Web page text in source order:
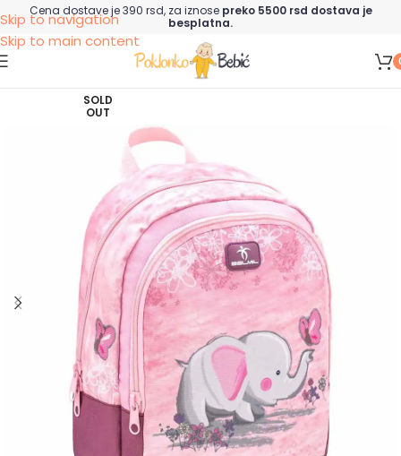
Skip to navigation
Skip to main content
Cena dostave je 390 rsd, za iznose preko 5500 rsd dostava je
besplatna.
SOLD
OUT